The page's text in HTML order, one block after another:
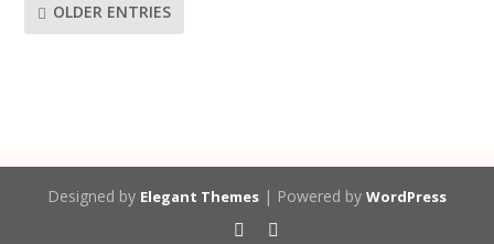
OLDER ENTRIES
Designed by Elegant Themes | Powered by WordPress